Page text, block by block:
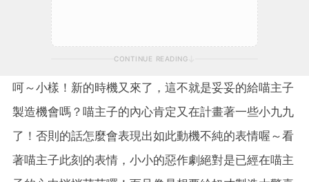
CONTINUE READING
呵～小樣！新的時機又來了，這不就是妥妥的給喵主子
製造機會嗎？喵主子的內心肯定又在計畫著一些小九九
了！否則的話怎麼會表現出如此動機不純的表情喔～看
著喵主子此刻的表情，小小的惡作劇絕對是已經在喵主